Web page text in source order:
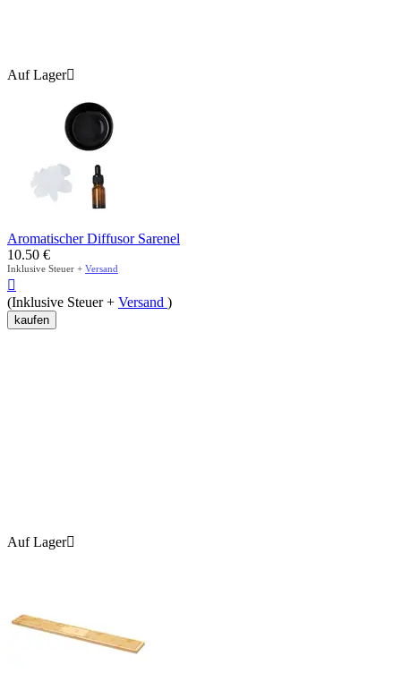
Auf Lager
Aromatischer Diffusor Sarenel
10.50 €
Inklusive Steuer + Versand

(Inklusive Steuer + Versand )
kaufen
Auf Lager